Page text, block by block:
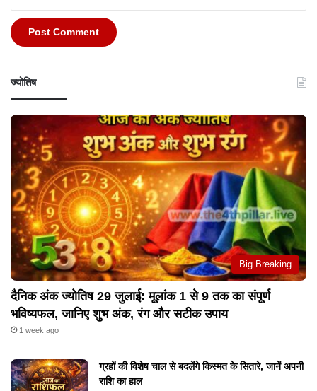
ज्योतिष
Big Breaking
दैनिक अंक ज्योतिष 29 जुलाई: मूलांक 1 से 9 तक का संपूर्ण
भविष्यफल, जानिए शुभ अंक, रंग और सटीक उपाय
1 week ago
ग्रहों की विशेष चाल से बदलेंगे किस्मत के सितारे, जानें अपनी
राशि का हाल